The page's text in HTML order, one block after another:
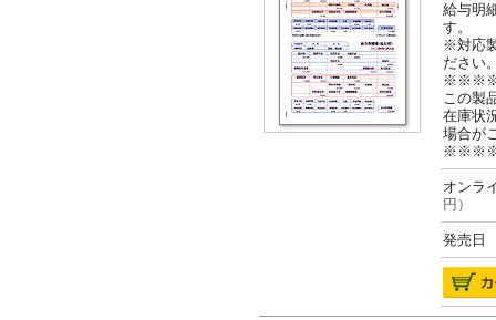
給与明
す。
※対応
ださい
この製
在庫状
場合が
オン
円）
発売日